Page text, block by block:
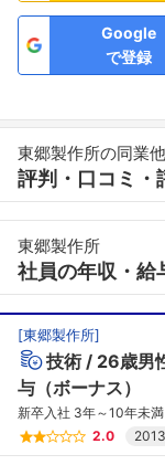
Google
で登録
東郷製作所の同業
評判・口コミ・
東郷製作所
社員の年収・給
[東郷製作所]
技術 26歳男
与（ボーナス）
新卒入社 3年～10年未
2.0